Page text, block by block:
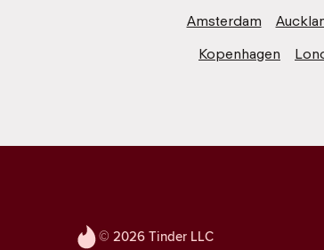
Amsterdam
Kopenhagen
© 2026 Tinder LLC